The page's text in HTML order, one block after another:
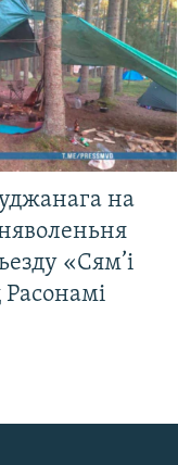
на
«Сям’і
Расонамі